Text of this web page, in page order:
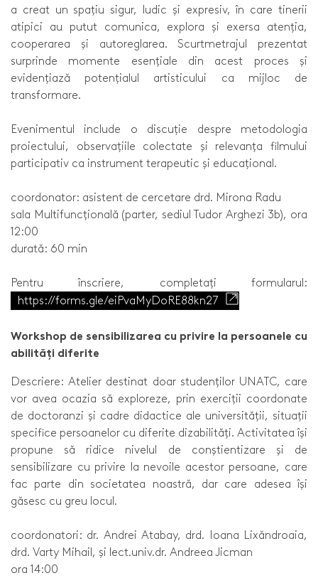
a creat un spațiu sigur, ludic și expresiv, în care tinerii
atipici au putut comunica, explora și exersa atenția,
cooperarea și autoreglarea. Scurtmetrajul prezentat
surprinde momente esențiale din acest proces și
evidențiază potențialul artisticului ca mijloc de
transformare.
Evenimentul include o discuție despre metodologia
proiectului, observațiile colectate și relevanța filmului
participativ ca instrument terapeutic și educațional.
coordonator: asistent de cercetare drd. Mirona Radu
sala Multifuncțională (parter, sediul Tudor Arghezi 3b), ora
12:00
durată: 60 min
Pentru înscriere, completați formularul:
https://forms.gle/eiPvaMyDoRE88kn27
Workshop de sensibilizarea cu privire la persoanele cu
abilități diferite
Descriere: Atelier destinat doar studenților UNATC, care
vor avea ocazia să exploreze, prin exerciții coordonate
de doctoranzi și cadre didactice ale universității, situații
specifice persoanelor cu diferite dizabilități. Activitatea își
propune să ridice nivelul de conștientizare și de
sensibilizare cu privire la nevoile acestor persoane, care
fac parte din societatea noastră, dar care adesea își
găsesc cu greu locul.
coordonatori: dr. Andrei Atabay, drd. Ioana Lixăndroaia,
drd. Varty Mihail, și lect.univ.dr. Andreea Jicman
ora 14:00